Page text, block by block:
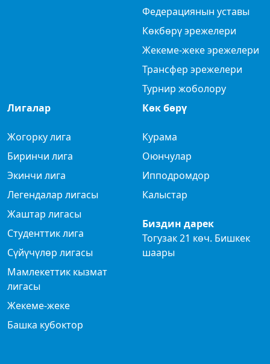
Федерациянын уставы
Көкбөрү эрежелери
Жекеме-жеке эрежелери
Трансфер эрежелери
Турнир жоболору
Лигалар
Жогорку лига
Биринчи лига
Экинчи лига
Легендалар лигасы
Жаштар лигасы
Студенттик лига
Сүйүчүлөр лигасы
Мамлекеттик кызмат
лигасы
Жекеме-жеке
Башка кубоктор
Көк бөрү
Курама
Оюнчулар
Ипподромдор
Калыстар
Биздин дарек
Тогузак 21 көч. Бишкек
шаары